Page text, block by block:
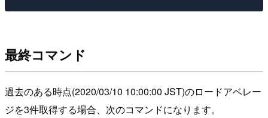
最終コマンド
過去のある時点(2020/03/10 10:00:00 JST)のロードアベレー
ジを3件取得する場合、次のコマンドになります。